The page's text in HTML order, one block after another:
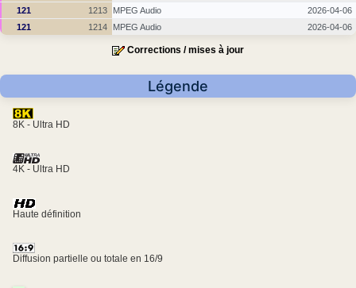
121
1213 MPEG Audio
2026-04-06
121
1214 MPEG Audio 2026-04-06
Corrections / mises à jour
Légende
8K - Ultra HD
4K - Ultra HD
Haute définition
Diffusion partielle ou totale en 16/9